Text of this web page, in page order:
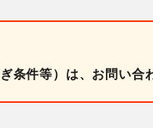
条件等）は、お問い合